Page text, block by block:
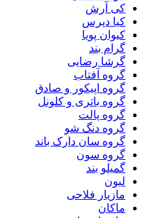
کی آرش
کیا دپرس
کیوان پویا
گرام بند
گرشا رضایی
گروه آفتاب
گروه اپیکور و صادق
گروه باتری و کلونل
گروه پالت
گروه دنگ شو
گروه سان دارک باند
گروه سون
گمیلو بند
لیون
مازیار فلاحی
ماکان